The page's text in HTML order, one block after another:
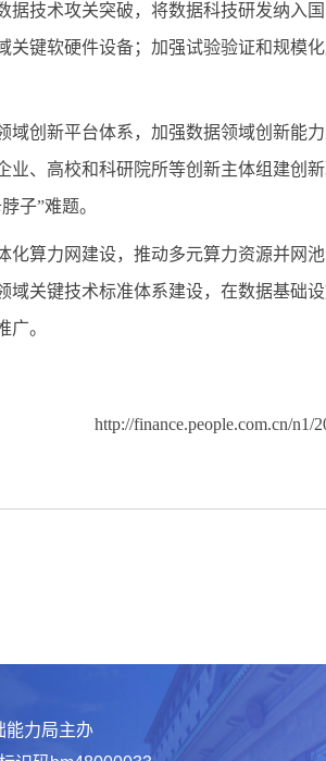
技术攻关突破，将数据科技研发纳入
键软硬件设备；加强试验验证和规模
创新平台体系，加强数据领域创新能
、高校和科研院所等创新主体组建创
子”难题。
算力网建设，推动多元算力资源并网池
关键技术标准体系建设，在数据基础设
。
http://finance.people.com.cn/n1/
力局主办